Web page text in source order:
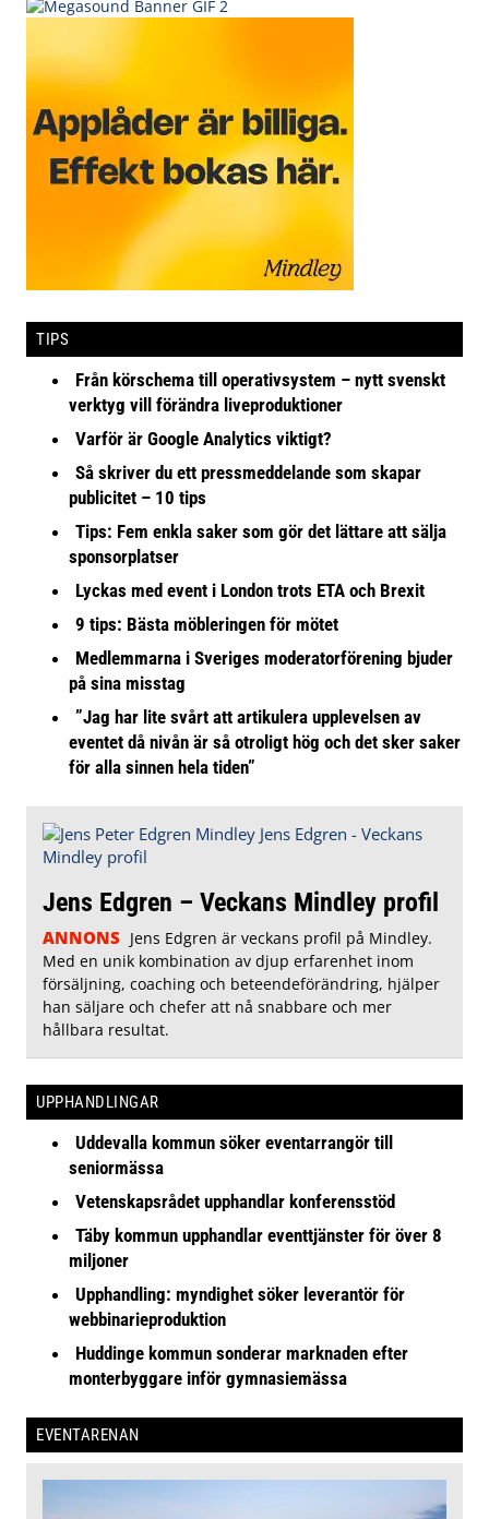
TIPS
Från körschema till operativsystem – nytt svenskt
verktyg vill förändra liveproduktioner
Varför är Google Analytics viktigt?
Så skriver du ett pressmeddelande som skapar
publicitet – 10 tips
Tips: Fem enkla saker som gör det lättare att sälja
sponsorplatser
Lyckas med event i London trots ETA och Brexit
9 tips: Bästa möbleringen för mötet
Medlemmarna i Sveriges moderatorförening bjuder
på sina misstag
”Jag har lite svårt att artikulera upplevelsen av
eventet då nivån är så otroligt hög och det sker saker
för alla sinnen hela tiden”
Jens Edgren – Veckans Mindley profil
ANNONS Jens Edgren är veckans profil på Mindley.
Med en unik kombination av djup erfarenhet inom
försäljning, coaching och beteendeförändring, hjälper
han säljare och chefer att nå snabbare och mer
hållbara resultat.
UPPHANDLINGAR
Uddevalla kommun söker eventarrangör till
seniormässa
Vetenskapsrådet upphandlar konferensstöd
Täby kommun upphandlar eventtjänster för över 8
miljoner
Upphandling: myndighet söker leverantör för
webbinarieproduktion
Huddinge kommun sonderar marknaden efter
monterbyggare inför gymnasiemässa
EVENTARENAN